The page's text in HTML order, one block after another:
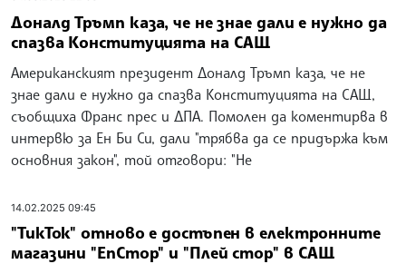
Доналд Тръмп каза, че не знае дали е нужно да
спазва Конституцията на САЩ
Американският президент Доналд Тръмп каза, че не
знае дали е нужно да спазва Конституцията на САЩ,
съобщиха Франс прес и ДПА. Помолен да коментирва в
интервю за Ен Би Си, дали "трябва да се придържа към
основния закон", той отговори: "Не
14.02.2025 09:45
"ТикТок" отново е достъпен в електронните
магазини "ЕпСтор" и "Плей стор" в САЩ